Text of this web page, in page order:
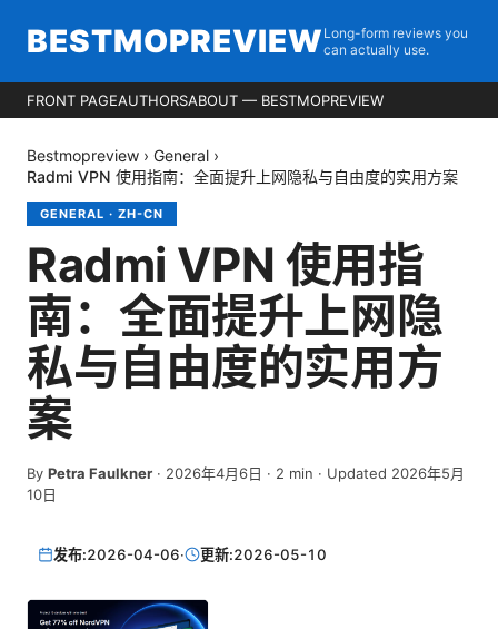
BESTMOPREVIEW Long-form reviews you
can actually use.
FRONT PAGEAUTHORSABOUT — BESTMOPREVIEW
Bestmopreview › General ›
Radmi VPN 使用指南：全面提升上网隐私与自由度的实用方案
GENERAL · ZH-CN
Radmi VPN 使用指
南：全面提升上网隐
私与自由度的实用方
案
By Petra Faulkner · 2026年4月6日 · 2 min · Updated 2026年5月
10日
发布:2026-04-06· 更新:2026-05-10